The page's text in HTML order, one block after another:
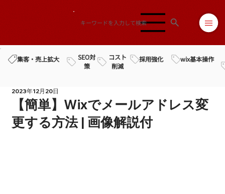
集客・売上拡大
SEO対
策
コスト
削減
採用強化 wix基本操作
【簡単】Wixでメールアドレス変
更する方法 | 画像解説付
2023年12月20日